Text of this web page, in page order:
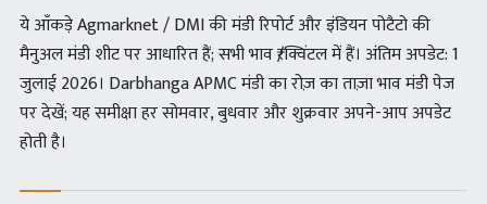
ये आँकड़े Agmarknet / DMI की मंडी रिपोर्ट और इंडियन पोटैटो की
मैनुअल मंडी शीट पर आधारित हैं; सभी भाव ₹/क्विंटल में हैं। अंतिम अपडेट: 1
जुलाई 2026। Darbhanga APMC मंडी का रोज़ का ताज़ा भाव मंडी पेज
पर देखें; यह समीक्षा हर सोमवार, बुधवार और शुक्रवार अपने-आप अपडेट
होती है।